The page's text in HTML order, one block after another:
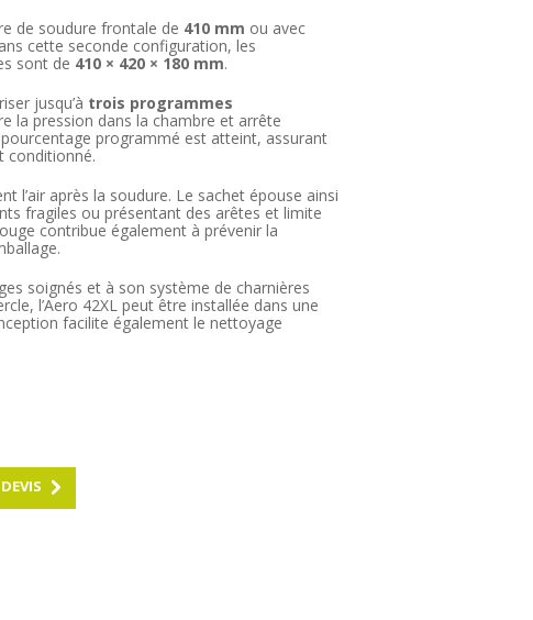
de soudure frontale de 410 mm ou avec
cette seconde configuration, les
sont de 410 × 420 × 180 mm.
jusqu’à trois programmes
la pression dans la chambre et arrête
programmé est atteint, assurant
conditionné.
l’air après la soudure. Le sachet épouse ainsi
fragiles ou présentant des arêtes et limite
contribue également à prévenir la
soignés et à son système de charnières
l’Aero 42XL peut être installée dans une
facilite également le nettoyage